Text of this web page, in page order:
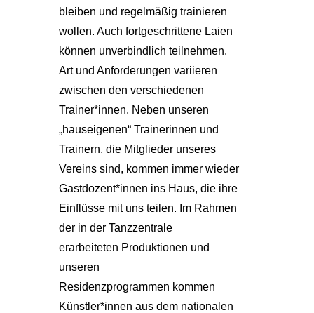
bleiben und regelmäßig trainieren
wollen. Auch fortgeschrittene Laien
können unverbindlich teilnehmen.
Art und Anforderungen variieren
zwischen den verschiedenen
Trainer*innen. Neben unseren
„hauseigenen“ Trainerinnen und
Trainern, die Mitglieder unseres
Vereins sind, kommen immer wieder
Gastdozent*innen ins Haus, die ihre
Einflüsse mit uns teilen. Im Rahmen
der in der Tanzzentrale
erarbeiteten Produktionen und
unseren
Residenzprogrammen kommen
Künstler*innen aus dem nationalen